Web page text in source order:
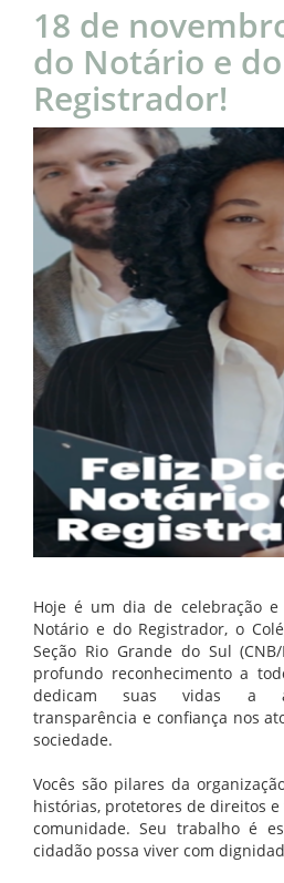
18 de
do Notário e do
Registrador!
Hoje é um dia de celebração
Notário e do Registrador, o
Seção Rio Grande do Sul
profundo reconhecimento a
dedicam suas vidas a
transparência e confiança nos
sociedade.
Vocês são pilares da
histórias, protetores de direitos
comunidade. Seu trabalho é
cidadão possa viver com